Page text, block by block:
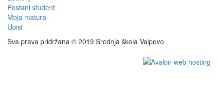
Postani student
Moja matura
Upisi
Sva prava pridržana © 2019 Srednja škola Valpovo